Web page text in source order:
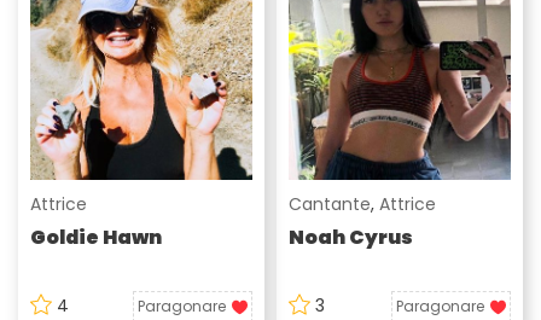
Attrice
Goldie Hawn
4 Paragonare
Cantante, Attrice
Noah Cyrus
3 Paragonare